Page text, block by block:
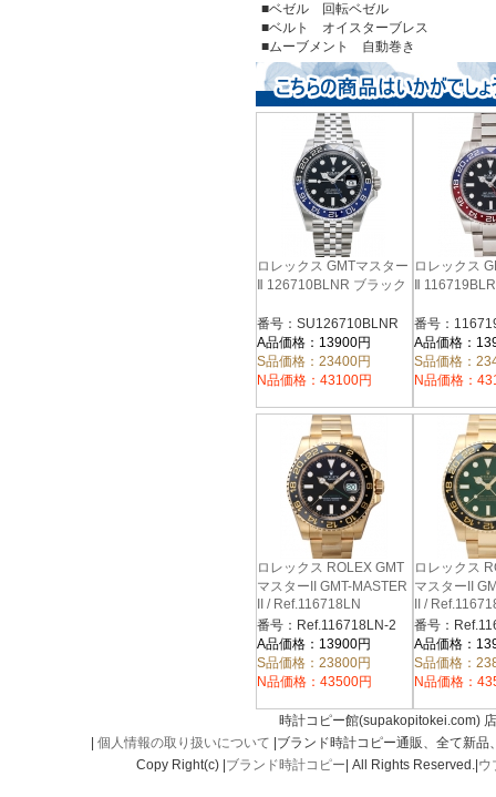
■ベゼル 回転ベゼル
■ベルト オイスターブレス
■ムーブメント 自動巻き
ロレックス GMTマスター
Ⅱ 126710BLNR ブラック
番号：SU126710BLNR
A品価格：13900円
S品価格：23400円
N品価格：43100円
ロレックス
Ⅱ
番号：
A品価格：
S品価格：
N品価格：
ロレックス ROLEX GMT
マスターII GMT-MASTER
II / Ref.116718LN
番号：Ref.116718LN-2
A品価格：13900円
S品価格：23800円
N品価格：43500円
ロレックス
マスターII
II /
番号：
A品価格：
S品価格：
N品価格：
時計コピー館(supakopitokei.com)
個人情報の取り扱いについて |ブランド時計コピー通販、全て新
Copy Right(c) | ブランド時計コピー | All Rights Reserved.| ウ